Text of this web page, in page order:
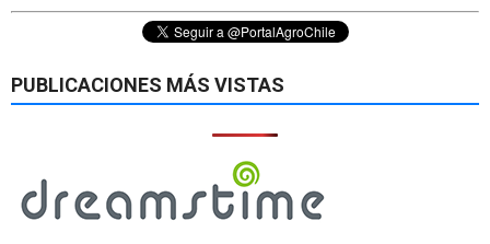
PUBLICACIONES MÁS VISTAS